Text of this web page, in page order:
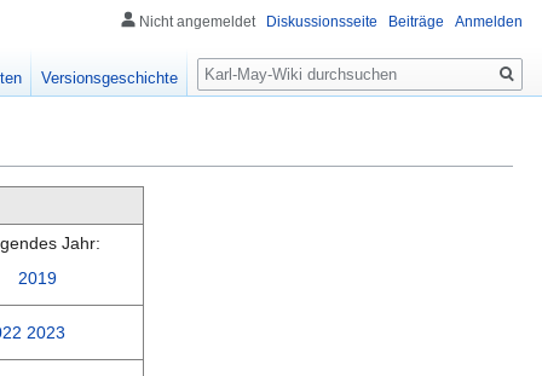
Jahr:
2019
2023
Nicht angemeldet Diskussionsseite Beiträge Anmelden
Versionsgeschichte
Suche